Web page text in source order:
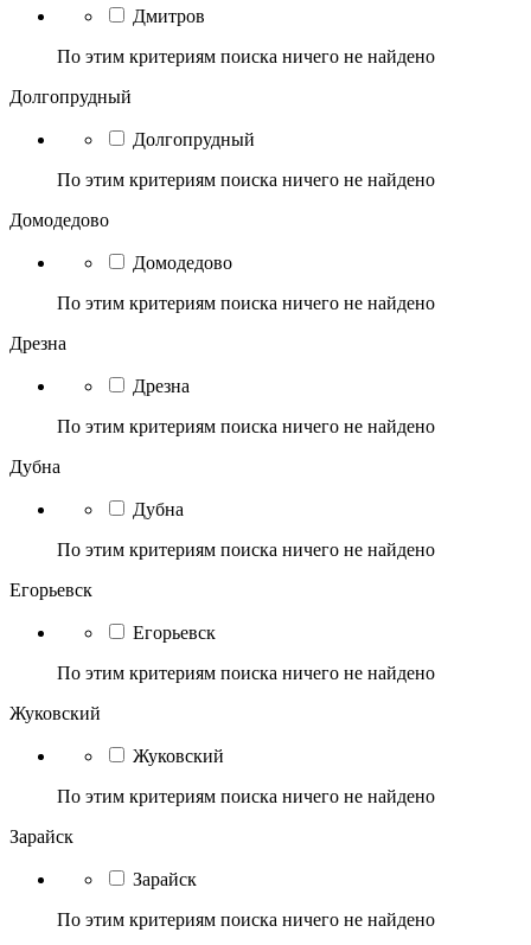
Дмитров
По этим критериям поиска ничего не найдено
Долгопрудный
Долгопрудный
По этим критериям поиска ничего не найдено
Домодедово
Домодедово
По этим критериям поиска ничего не найдено
Дрезна
Дрезна
По этим критериям поиска ничего не найдено
Дубна
Дубна
По этим критериям поиска ничего не найдено
Егорьевск
Егорьевск
По этим критериям поиска ничего не найдено
Жуковский
Жуковский
По этим критериям поиска ничего не найдено
Зарайск
Зарайск
По этим критериям поиска ничего не найдено